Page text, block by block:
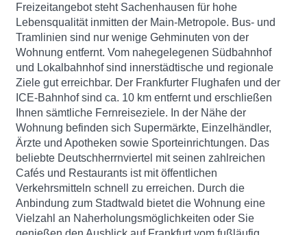
Freizeitangebot steht Sachenhausen für hohe
Lebensqualität inmitten der Main-Metropole. Bus- und
Tramlinien sind nur wenige Gehminuten von der
Wohnung entfernt. Vom nahegelegenen Südbahnhof
und Lokalbahnhof sind innerstädtische und regionale
Ziele gut erreichbar. Der Frankfurter Flughafen und der
ICE-Bahnhof sind ca. 10 km entfernt und erschließen
Ihnen sämtliche Fernreiseziele. In der Nähe der
Wohnung befinden sich Supermärkte, Einzelhändler,
Ärzte und Apotheken sowie Sporteinrichtungen. Das
beliebte Deutschherrnviertel mit seinen zahlreichen
Cafés und Restaurants ist mit öffentlichen
Verkehrsmitteln schnell zu erreichen. Durch die
Anbindung zum Stadtwald bietet die Wohnung eine
Vielzahl an Naherholungsmöglichkeiten oder Sie